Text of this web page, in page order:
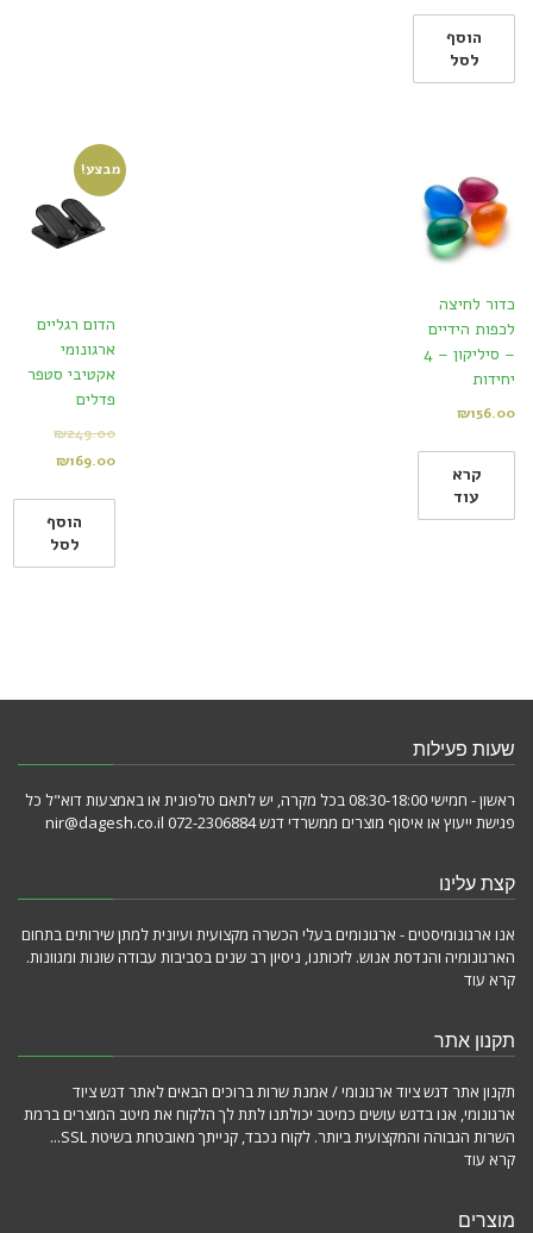
הוסף
לסל
כדור לחיצה
לכפות הידיים
– סיליקון – 4
יחידות
₪156.00
קרא
עוד
מבצע!
הדום רגליים
ארגונומי
אקטיבי סטפר
פדלים
₪249.00
₪169.00
הוסף
לסל
שעות פעילות
ראשון - חמישי 08:30-18:00 בכל מקרה, יש לתאם טלפונית או באמצעות דוא"ל כל
פגישת ייעוץ או איסוף מוצרים ממשרדי דגש 072-2306884 nir@dagesh.co.il
קצת עלינו
אנו ארגונומיסטים - ארגונומים בעלי הכשרה מקצועית ועיונית למתן שירותים בתחום
הארגונומיה והנדסת אנוש. לזכותנו, ניסיון רב שנים בסביבות עבודה שונות ומגוונות.
קרא עוד
תקנון אתר
תקנון אתר דגש ציוד ארגונומי / אמנת שרות ברוכים הבאים לאתר דגש ציוד
ארגונומי, אנו בדגש עושים כמיטב יכולתנו לתת לך הלקוח את מיטב המוצרים ברמת
השרות הגבוהה והמקצועית ביותר. לקוח נכבד, קנייתך מאובטחת בשיטת SSL...
קרא עוד
מוצרים